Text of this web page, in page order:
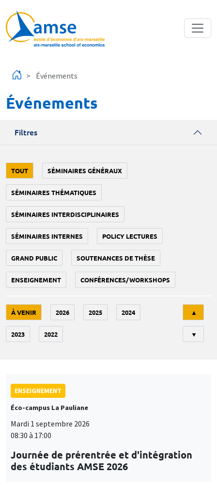
Événements
Événements
Filtres
TOUT SÉMINAIRES GÉNÉRAUX
SÉMINAIRES THÉMATIQUES
SÉMINAIRES INTERDISCIPLINAIRES
SÉMINAIRES INTERNES POLICY LECTURES
GRAND PUBLIC SOUTENANCES DE THÈSE
ENSEIGNEMENT CONFÉRENCES/WORKSHOPS
À VENIR 2026 2025 2024
2023 2022
▲
▼
ENSEIGNEMENT
Éco-campus La Pauliane
Mardi 1 septembre 2026
08:30 à 17:00
Journée de prérentrée et d'intégration
des étudiants AMSE 2026